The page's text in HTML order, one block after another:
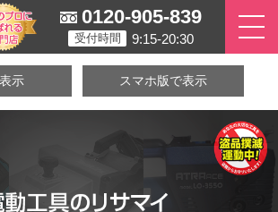
0120-905-839
受付時間 9:15-20:30
示 スマホ版で表示